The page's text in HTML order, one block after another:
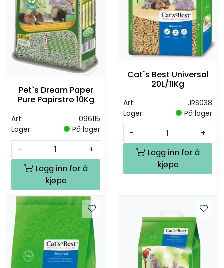
Pet`s Dream Paper
Pure Papirstrø 10Kg
Art:
096115
Lager:
På lager
-
+
Logg inn for å
kjøpe
Cat`s Best Universal
20L/11Kg
Art:
JRS038
Lager:
På lager
-
+
Logg inn for å
kjøpe